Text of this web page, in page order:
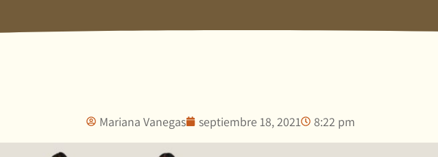
Mariana Vanegas septiembre 18, 2021 8:22 pm